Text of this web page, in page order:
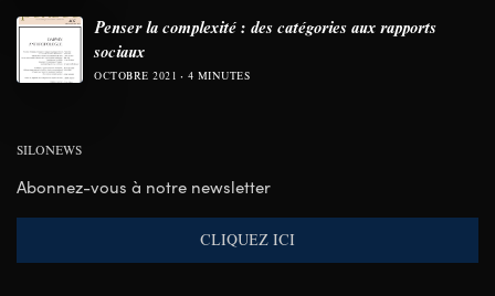
Penser la complexité : des catégories aux rapports
sociaux
OCTOBRE 2021 4 MINUTES
SILONEWS
Abonnez-vous à notre newsletter
CLIQUEZ ICI